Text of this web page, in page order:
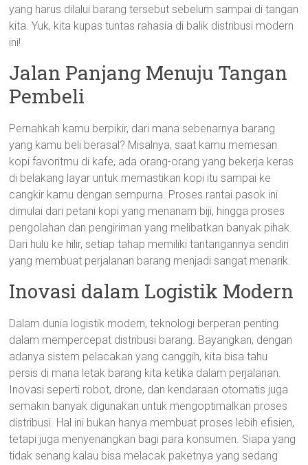
yang harus dilalui barang tersebut sebelum sampai di tangan
kita. Yuk, kita kupas tuntas rahasia di balik distribusi modern
ini!
Jalan Panjang Menuju Tangan
Pembeli
Pernahkah kamu berpikir, dari mana sebenarnya barang
yang kamu beli berasal? Misalnya, saat kamu memesan
kopi favoritmu di kafe, ada orang-orang yang bekerja keras
di belakang layar untuk memastikan kopi itu sampai ke
cangkir kamu dengan sempurna. Proses rantai pasok ini
dimulai dari petani kopi yang menanam biji, hingga proses
pengolahan dan pengiriman yang melibatkan banyak pihak.
Dari hulu ke hilir, setiap tahap memiliki tantangannya sendiri
yang membuat perjalanan barang menjadi sangat menarik.
Inovasi dalam Logistik Modern
Dalam dunia logistik modern, teknologi berperan penting
dalam mempercepat distribusi barang. Bayangkan, dengan
adanya sistem pelacakan yang canggih, kita bisa tahu
persis di mana letak barang kita ketika dalam perjalanan.
Inovasi seperti robot, drone, dan kendaraan otomatis juga
semakin banyak digunakan untuk mengoptimalkan proses
distribusi. Hal ini bukan hanya membuat proses lebih efisien,
tetapi juga menyenangkan bagi para konsumen. Siapa yang
tidak senang kalau bisa melacak paketnya yang sedang